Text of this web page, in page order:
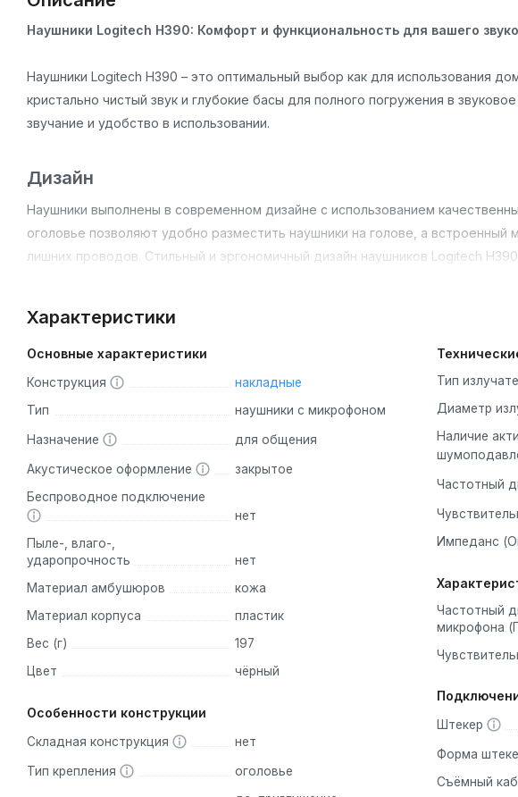
Наушники Logitech H390: Комфорт и функциональность для вашего
Наушники Logitech H390 – это оптимальный выбор как для использования
кристально чистый звук и глубокие басы для полного погружения в
звучание и удобство в использовании.
Дизайн
Наушники выполнены в современном дизайне с использованием
оголовье позволяют удобно разместить наушники на голове, а
лишних проводов. Стильный и эргономичный дизайн наушников Logitech
Шумоподавление:
Встроенный микрофон с системой шумоподавления
обстановке.
Открытое акустическое оформление:Наушники позволяют вам
надеваете.
Пульт управления на проводе:
Регулируйте громкость звука и
Интерфейс USB для простого подключения к
Аналоги
Среди аналогов можно выделить модели от других производителей, такие
Logitech H340:Более компактные и легкие, подходят для тех, кто ищет
Logitech H570e:
Профессиональные наушники с дополнительными
Наушники Logitech H390 выделяются своим сочетанием качества и
Погрузитесь в мир звуков с Logitech H390!
Характеристики
Основные характеристики
Конструкция
накладные
Тип
наушники с микрофоном
Назначение для общения
Акустическое оформление
закрытое
Беспроводное подключение
нет
Пыле-, влаго-,
ударопрочность
нет
Материал амбушюров
кожа
Материал корпуса
пластик
Вес (г)
197
Цвет
чёрный
Особенности конструкции
Складная конструкция нет
Тип крепления оголовье
Тип
Диаметр
Наличие
Частотный
Импеданс
Частотный
микрофона
Штекер
Форма
Съёмный